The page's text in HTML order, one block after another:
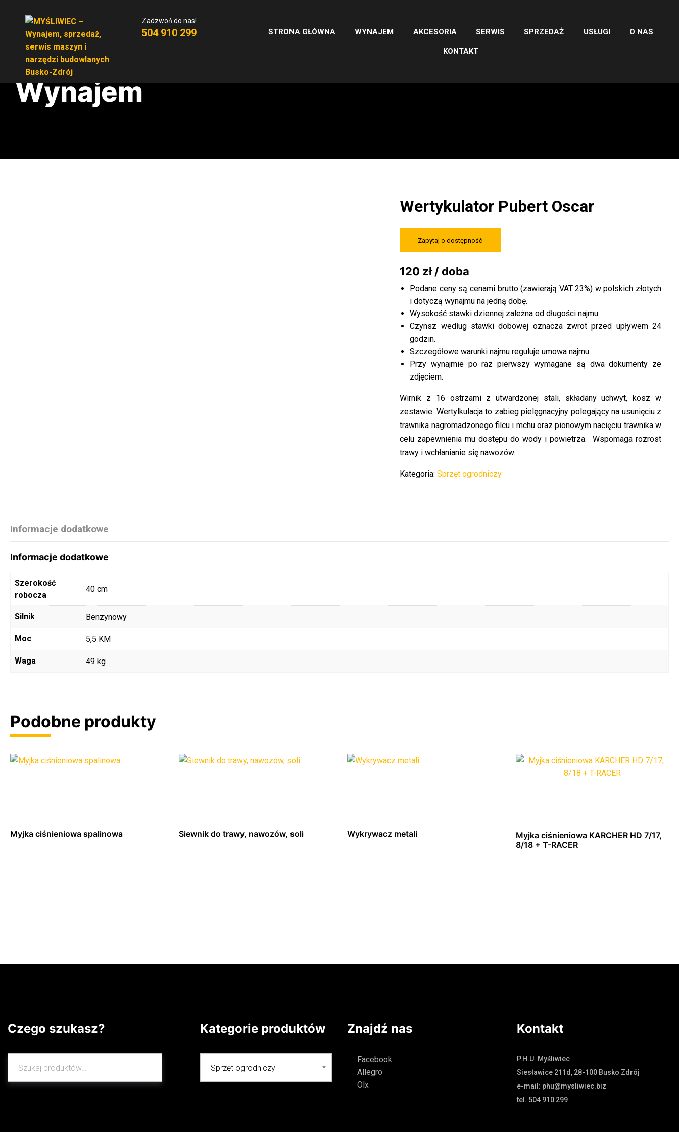
Zadzwoń do nas!
504 910 299 STRONA GŁÓWNA WYNAJEM AKCESORIA SERWIS SPRZEDAŻ USŁUGI O NAS
KONTAKT
Wynajem
Wertykulator Pubert Oscar
Zapytaj o dostępność
120 zł / doba
Podane ceny są cenami brutto (zawierają VAT 23%) w polskich złotych
i dotyczą wynajmu na jedną dobę.
Wysokość stawki dziennej zależna od długości najmu.
Czynsz według stawki dobowej oznacza zwrot przed upływem 24
godzin.
Szczegółowe warunki najmu reguluje umowa najmu.
Przy wynajmie po raz pierwszy wymagane są dwa dokumenty ze
zdjęciem.
Wirnik z 16 ostrzami z utwardzonej stali, składany uchwyt, kosz w
zestawie. Wertylkulacja to zabieg pielęgnacyjny polegający na usunięciu z
trawnika nagromadzonego filcu i mchu oraz pionowym nacięciu trawnika w
celu zapewnienia mu dostępu do wody i powietrza. Wspomaga rozrost
trawy i wchłanianie się nawozów.
Kategoria:Sprzęt ogrodniczy
Informacje dodatkowe
Informacje dodatkowe
Szerokość
robocza
40 cm
Silnik Benzynowy
Moc 5,5 KM
Waga 49 kg
Podobne produkty
Myjka ciśnieniowa spalinowa Siewnik do trawy, nawozów, soli Wykrywacz metali
Myjka ciśnieniowa KARCHER HD 7/17,
8/18 + T-RACER
Czego szukasz? Kategorie produktów Znajdź nas
Facebook
Allegro
Olx
Kontakt
P.H.U. Myśliwiec
Siesławice 211d, 28-100 Busko Zdrój
e-mail: phu@mysliwiec.biz
tel. 504 910 299